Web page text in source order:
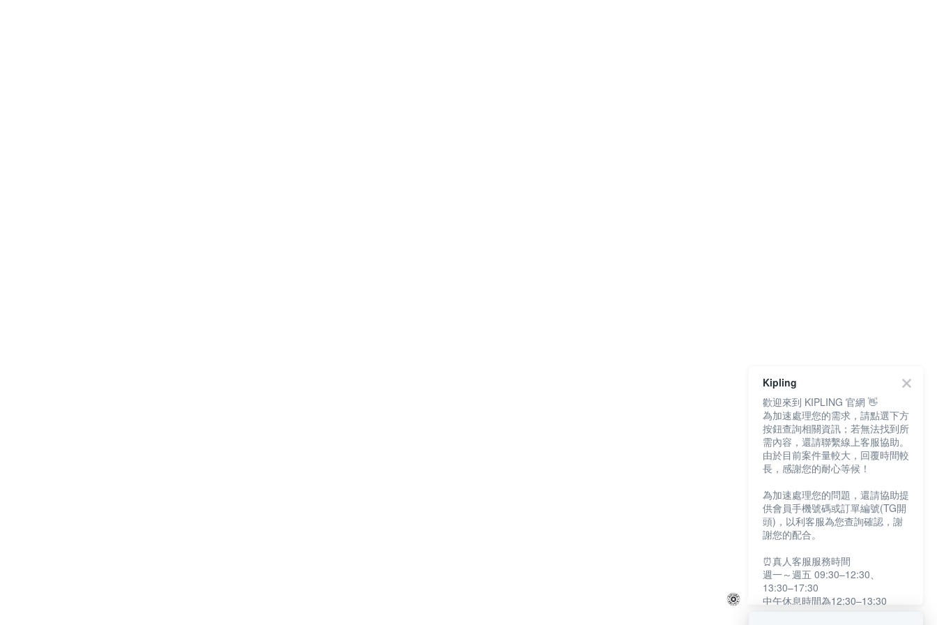
Kipling
歡迎來到 KIPLING 官網 👋
為加速處理您的需求，請點選下方
按鈕查詢相關資訊；若無法找到所
需內容，還請聯繫線上客服協助。
由於目前案件量較大，回覆時間較
長，感謝您的耐心等候！
為加速處理您的問題，還請協助提
供會員手機號碼或訂單編號(TG開
頭)，以利客服為您查詢確認，謝
謝您的配合。
⏰真人客服服務時間
週一～週五 09:30–12:30、
13:30–17:30
中午休息時間為12:30–13:30